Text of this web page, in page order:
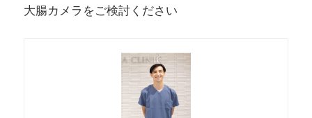
大腸カメラをご検討ください